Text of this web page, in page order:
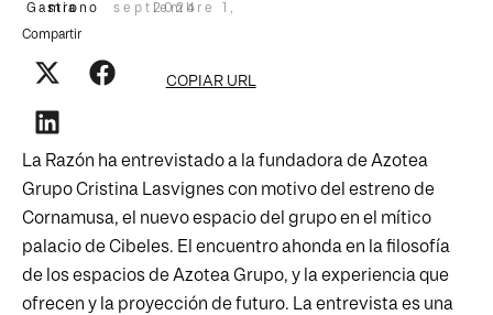
Gastronomia
septiembre 1, 2024
Compartir
COPIAR URL
La Razón ha entrevistado a la fundadora de Azotea
Grupo Cristina Lasvignes con motivo del estreno de
Cornamusa, el nuevo espacio del grupo en el mítico
palacio de Cibeles. El encuentro ahonda en la filosofía
de los espacios de Azotea Grupo, y la experiencia que
ofrecen y la proyección de futuro. La entrevista es una